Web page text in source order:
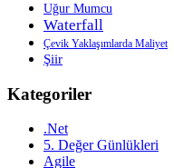
Uğur Mumcu
Waterfall
Çevik Yaklaşımlarda Maliyet
Şiir
Kategoriler
.Net
5. Değer Günlükleri
Agile